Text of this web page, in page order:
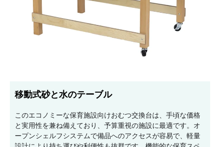
移動式砂と水のテーブル
このエコノミーな保育施設向けおむつ交換台は、手頃な価格
と実用性を兼ね備えており、予算重視の施設に最適です。オ
ープンシェルフシステムで備品へのアクセスが容易で、軽量